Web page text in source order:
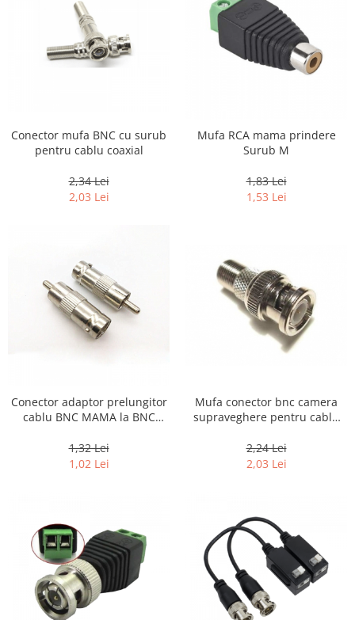
Conector mufa BNC cu surub
pentru cablu coaxial
2,34 Lei
2,03 Lei
Mufa RCA mama prindere
Surub M
1,83 Lei
1,53 Lei
Conector adaptor prelungitor
cablu BNC MAMA la BNC
1,32 Lei
1,02 Lei
Mufa conector bnc camera
supraveghere pentru cablu
2,24 Lei
2,03 Lei